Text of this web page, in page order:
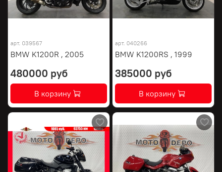
арт. 039567
BMW K1200R , 2005
480000 руб
В корзину
арт. 040266
BMW K1200RS , 1999
385000 руб
В корзину